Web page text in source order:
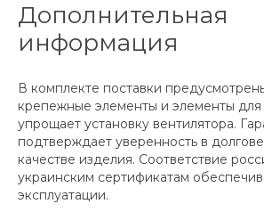
Дополнительная
информация
В комплекте поставки
крепежные элементы и элементы для
упрощает установку вентилятора.
подтверждает уверенность в
качестве изделия. Соответствие
украинским сертификатам
эксплуатации.